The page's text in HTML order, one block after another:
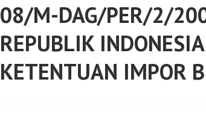
08/M-DAG/PER/2/
REPUBLIK
KETENTUAN IMPOR